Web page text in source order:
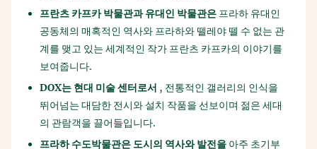
프란츠 카프카 박물관과 유대인 박물관은 프라하 유대인
공동체의 매혹적인 역사와 프라하와 뗄레야 뗄 수 없는 관
계를 맺고 있는 세계적인 작가 프란츠 카프카의 이야기를
보여줍니다.
DOX는 현대 미술센터로서 , 전통적인 갤러리의 인식을
뛰어넘는 대담한 전시와 설치 작품을 선보이며 젊은 세대
의 관람객을 끌어들입니다.
프라하 수도박물관은 도시의 역사와 발전을 아주 초기부